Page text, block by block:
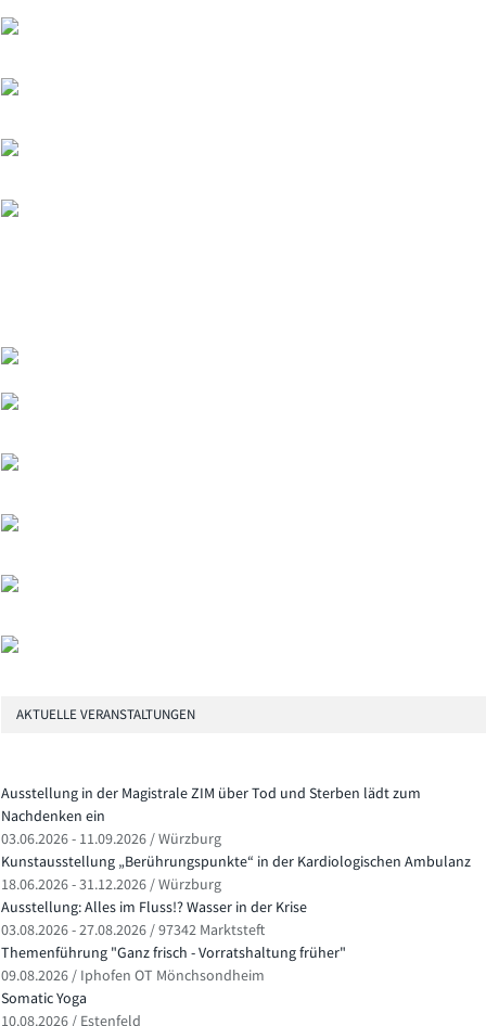
AKTUELLE VERANSTALTUNGEN
Ausstellung in der Magistrale ZIM über Tod und Sterben lädt zum
Nachdenken ein
03.06.2026 - 11.09.2026 / Würzburg
Kunstausstellung „Berührungspunkte“ in der Kardiologischen Ambulanz
18.06.2026 - 31.12.2026 / Würzburg
Ausstellung: Alles im Fluss!? Wasser in der Krise
03.08.2026 - 27.08.2026 / 97342 Marktsteft
Themenführung "Ganz frisch - Vorratshaltung früher"
09.08.2026 / Iphofen OT Mönchsondheim
Somatic Yoga
10.08.2026 / Estenfeld